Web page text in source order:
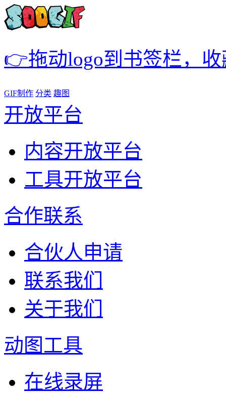
👉拖动logo到书签栏，
GIF制作 分类 趣图
开放平台
内容开放平台
工具开放平台
合作联系
合伙人申请
联系我们
关于我们
动图工具
在线录屏